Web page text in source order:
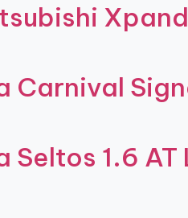
Carnival
Seltos 1.6